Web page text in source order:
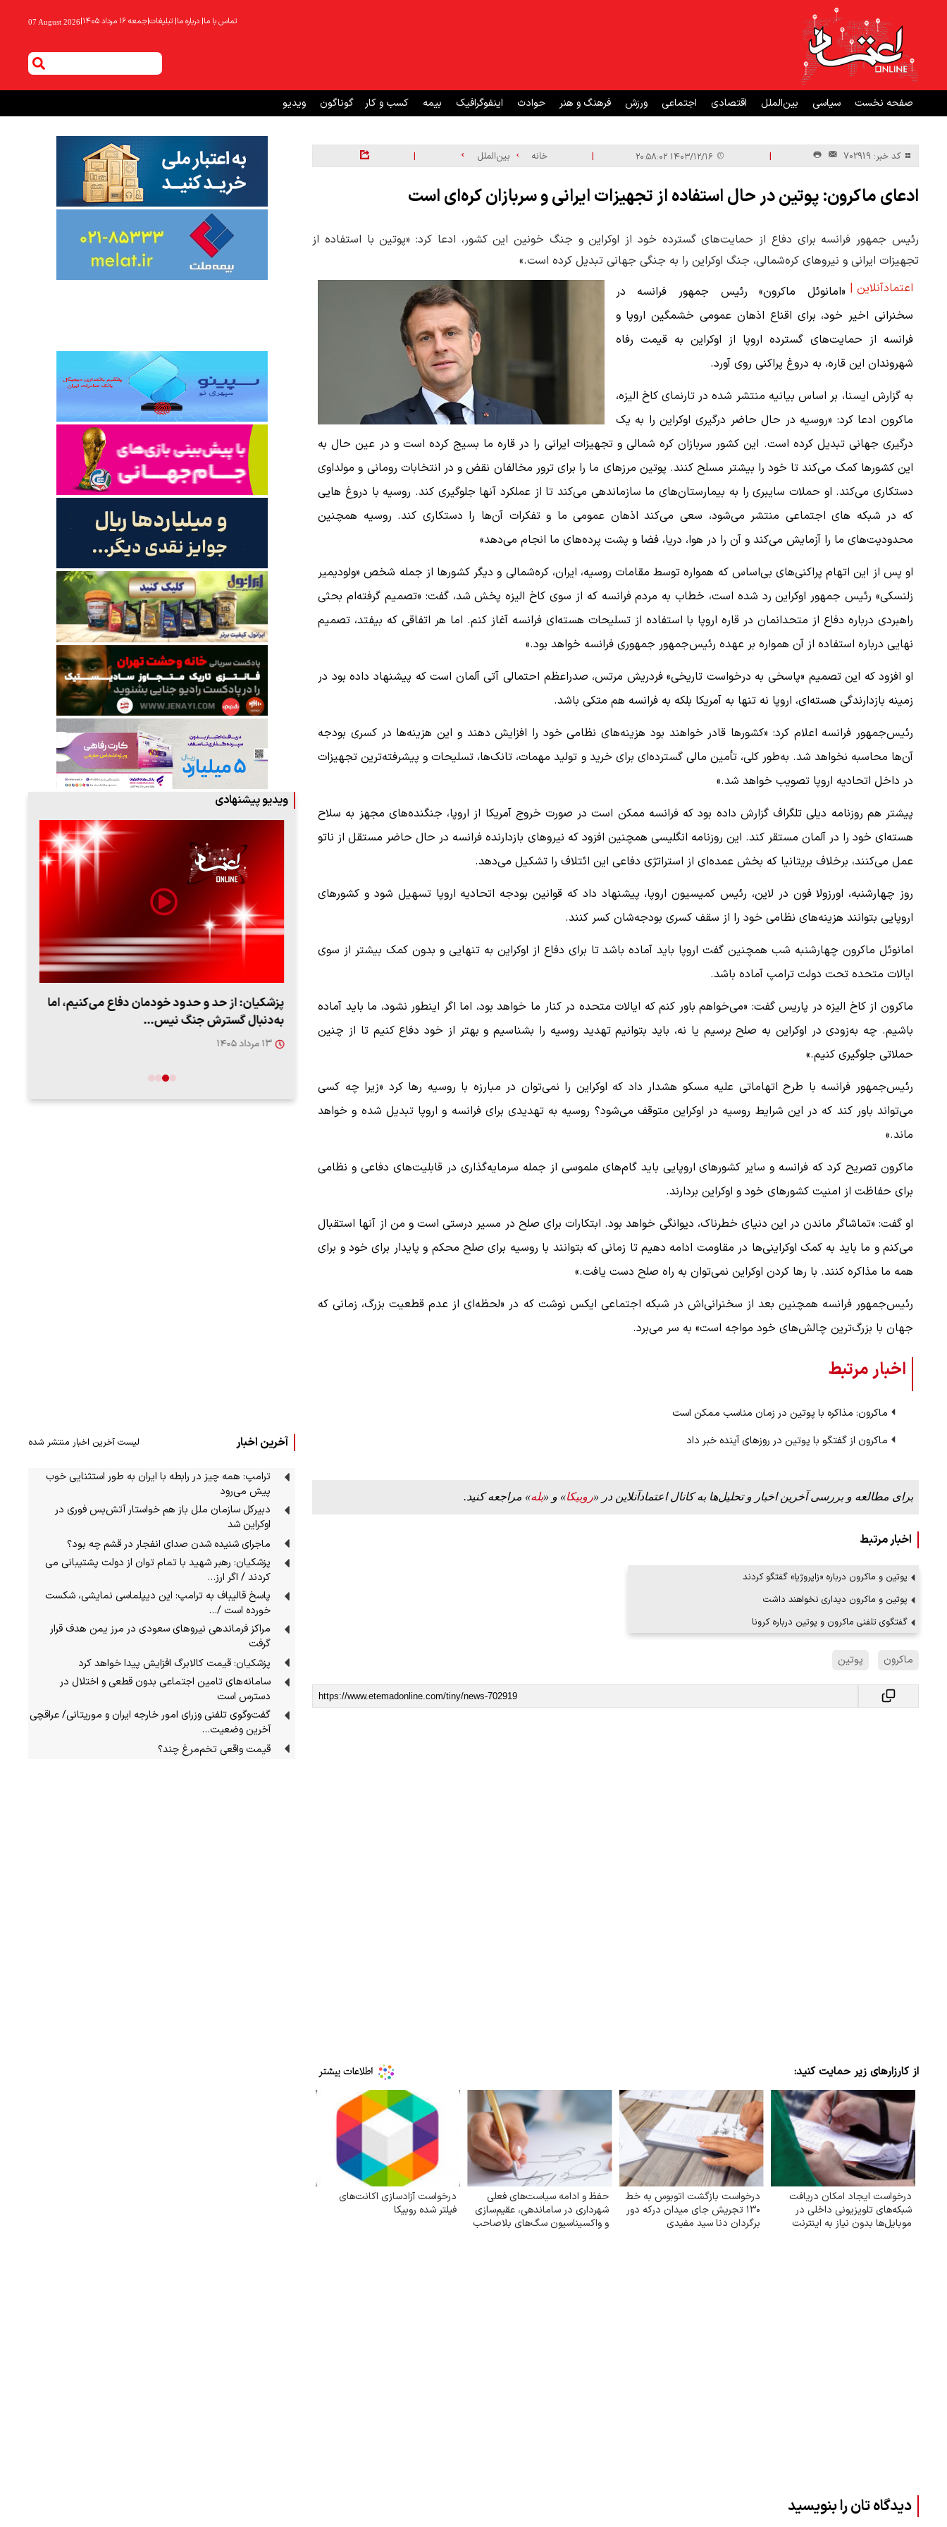
تماس با ما| درباره ما| تبلیغات|جمعه ۱۶ مرداد ۱۴۰۵ |
07 August 2026
صفحه نخست سیاسی بین‌الملل اقتصادی اجتماعی ورزش فرهنگ و هنر حوادث اینفوگرافیک بیمه کسب و کار گوناگون ویدیو
کد خبر: 702919 |
| خانه بین‌الملل |
ادعای ماکرون: پوتین در حال استفاده از تجهیزات ایرانی و سربازان کره‌ای است
رئیس جمهور فرانسه برای دفاع از حمایت‌های گسترده خود از اوکراین و جنگ خونین این کشور، ادعا کرد: «پوتین با استفاده از
تجهیزات ایرانی و نیروهای کره‌شمالی، جنگ اوکراین را به جنگی جهانی تبدیل کرده است.»
اعتمادآنلاین | «امانوئل ماکرون» رئیس جمهور فرانسه در
سخنرانی اخیر خود، برای اقناع اذهان عمومی خشمگین اروپا و
فرانسه از حمایت‌های گسترده اروپا از اوکراین به قیمت رفاه
شهروندان این قاره، به دروغ پراکنی روی آورد.
به گزارش ایسنا، بر اساس بیانیه منتشر شده در تارنمای کاخ الیزه،
ماکرون ادعا کرد: «روسیه در حال حاضر درگیری اوکراین را به یک
درگیری جهانی تبدیل کرده است. این کشور سربازان کره شمالی و تجهیزات ایرانی را در قاره ما بسیج کرده است و در عین حال به
این کشورها کمک می‌کند تا خود را بیشتر مسلح کنند. پوتین مرزهای ما را برای ترور مخالفان نقض و در انتخابات رومانی و مولداوی
دستکاری می‌کند. او حملات سایبری را به بیمارستان‌های ما سازماندهی می‌کند تا از عملکرد آنها جلوگیری کند. روسیه با دروغ هایی
که در شبکه های اجتماعی منتشر می‌شود، سعی می‌کند اذهان عمومی ما و تفکرات آن‌ها را دستکاری کند. روسیه همچنین
محدودیت‌های ما را آزمایش می‌کند و آن را در هوا، دریا، فضا و پشت پرده‌های ما انجام می‌دهد»
او پس از این اتهام پراکنی‌های بی‌اساس که همواره توسط مقامات روسیه، ایران، کره‌شمالی و دیگر کشورها از جمله شخص «ولودیمیر
زلنسکی» رئیس جمهور اوکراین رد شده است، خطاب به مردم فرانسه که از سوی کاخ الیزه پخش شد، گفت: «تصمیم گرفته‌ام بحثی
راهبردی درباره دفاع از متحدانمان در قاره اروپا با استفاده از تسلیحات هسته‌ای فرانسه آغاز کنم. اما هر اتفاقی که بیفتد، تصمیم
نهایی درباره استفاده از آن همواره بر عهده رئیس‌جمهور جمهوری فرانسه خواهد بود.»
او افزود که این تصمیم «پاسخی به درخواست تاریخی» فردریش مرتس، صدراعظم احتمالی آتی آلمان است که پیشنهاد داده بود در
زمینه بازدارندگی هسته‌ای، اروپا نه تنها به آمریکا بلکه به فرانسه هم متکی باشد.
رئیس‌جمهور فرانسه اعلام کرد: «کشورها قادر خواهند بود هزینه‌های نظامی خود را افزایش دهند و این هزینه‌ها در کسری بودجه
آن‌ها محاسبه نخواهد شد. به‌طور کلی، تأمین مالی گسترده‌ای برای خرید و تولید مهمات، تانک‌ها، تسلیحات و پیشرفته‌ترین تجهیزات
در داخل اتحادیه اروپا تصویب خواهد شد.»
پیشتر هم روزنامه دیلی تلگراف گزارش داده بود که فرانسه ممکن است در صورت خروج آمریکا از اروپا، جنگنده‌های مجهز به سلاح
هسته‌ای خود را در آلمان مستقر کند. این روزنامه انگلیسی همچنین افزود که نیروهای بازدارنده فرانسه در حال حاضر مستقل از ناتو
عمل می‌کنند، برخلاف بریتانیا که بخش عمده‌ای از استراتژی دفاعی این ائتلاف را تشکیل می‌دهد.
روز چهارشنبه، اورزولا فون در لاین، رئیس کمیسیون اروپا، پیشنهاد داد که قوانین بودجه اتحادیه اروپا تسهیل شود و کشورهای
اروپایی بتوانند هزینه‌های نظامی خود را از سقف کسری بودجه‌شان کسر کنند.
امانوئل ماکرون چهارشنبه شب همچنین گفت اروپا باید آماده باشد تا برای دفاع از اوکراین به تنهایی و بدون کمک بیشتر از سوی
ایالات متحده تحت دولت ترامپ آماده باشد.
ماکرون از کاخ الیزه در پاریس گفت: «می‌خواهم باور کنم که ایالات متحده در کنار ما خواهد بود، اما اگر اینطور نشود، ما باید آماده
باشیم. چه به‌زودی در اوکراین به صلح برسیم یا نه، باید بتوانیم تهدید روسیه را بشناسیم و بهتر از خود دفاع کنیم تا از چنین
حملاتی جلوگیری کنیم.»
رئیس‌جمهور فرانسه با طرح اتهاماتی علیه مسکو هشدار داد که اوکراین را نمی‌توان در مبارزه با روسیه رها کرد «زیرا چه کسی
می‌تواند باور کند که در این شرایط روسیه در اوکراین متوقف می‌شود؟ روسیه به تهدیدی برای فرانسه و اروپا تبدیل شده و خواهد
ماند.»
ماکرون تصریح کرد که فرانسه و سایر کشورهای اروپایی باید گام‌های ملموسی از جمله سرمایه‌گذاری در قابلیت‌های دفاعی و نظامی
برای حفاظت از امنیت کشورهای خود و اوکراین بردارند.
او گفت: «تماشاگر ماندن در این دنیای خطرناک، دیوانگی خواهد بود. ابتکارات برای صلح در مسیر درستی است و من از آنها استقبال
می‌کنم و ما باید به کمک اوکراینی‌ها در مقاومت ادامه دهیم تا زمانی که بتوانند با روسیه برای صلح محکم و پایدار برای خود و برای
همه ما مذاکره کنند. با رها کردن اوکراین نمی‌توان به راه صلح دست یافت.»
رئیس‌جمهور فرانسه همچنین بعد از سخنرانی‌اش در شبکه اجتماعی ایکس نوشت که در «لحظه‌ای از عدم قطعیت بزرگ، زمانی که
جهان با بزرگ‌ترین چالش‌های خود مواجه است» به سر می‌برد.
اخبار مرتبط
ماکرون: مذاکره با پوتین در زمان مناسب ممکن است
ماکرون از گفتگو با پوتین در روزهای آینده خبر داد
برای مطالعه و بررسی آخرین اخبار و تحلیل‌ها به کانال اعتمادآنلاین در «روبیکا» و «بله» مراجعه کنید.
اخبار مرتبط
پوتین و ماکرون درباره «زاپروژیا» گفتگو کردند
پوتین و ماکرون دیداری نخواهند داشت
گفتگوی تلفنی ماکرون و پوتین درباره کرونا
ماکرون پوتین
از کارزارهای زیر حمایت کنید:
درخواست ایجاد امکان دریافت
شبکه‌های تلویزیونی داخلی در
موبایل‌ها بدون نیاز به اینترنت
درخواست بازگشت اتوبوس به خط
۱۳۰ تجریش جای میدان درکه دور
برگردان دنا سید مفیدی
حفظ و ادامه سیاست‌های فعلی
شهرداری در ساماندهی، عقیم‌سازی
و واکسیناسیون سگ‌های بلاصاحب
درخواست آزادسازی اکانت‌های
فیلتر شده روبیکا
دیدگاه تان را بنویسید
ویدیو پیشنهادی
ببینید| لحظه بمباران خیابان فردوسی در جنگ ۴۰
اعتراض روزنامه اطلاعات از حملات به عادل
فردوسی‌پور / چرا می‌خواهید…
ببینید| روایت رئیس جمهور از لحظه حمله به بیت
پزشکیان: از حد و حدود خودمان دفاع می‌کنیم، اما
به‌دنبال گسترش جنگ نیس…
۱۳ مرداد ۱۴۰۵
آخرین اخبار لیست آخرین اخبار منتشر شده
ترامپ: همه چیز در رابطه با ایران به طور استثنایی خوب
پیش می‌رود
دبیرکل سازمان ملل باز هم خواستار آتش‌بس فوری در
اوکراین شد
ماجرای شنیده شدن صدای انفجار در قشم چه بود؟
پزشکیان: رهبر شهید با تمام توان از دولت پشتیبانی می
کردند / اگر ارز…
پاسخ قالیباف به ترامپ: این دیپلماسی نمایشی، شکست
خورده است /…
مراکز فرماندهی نیروهای سعودی در مرز یمن هدف قرار
گرفت
پزشکیان: قیمت کالابرگ افزایش پیدا خواهد کرد
سامانه‌های تامین اجتماعی بدون قطعی و اختلال در
دسترس است
گفت‌وگوی تلفنی وزرای امور خارجه ایران و موریتانی/ عراقچی
آخرین وضعیت…
قیمت واقعی تخم‌مرغ چند؟